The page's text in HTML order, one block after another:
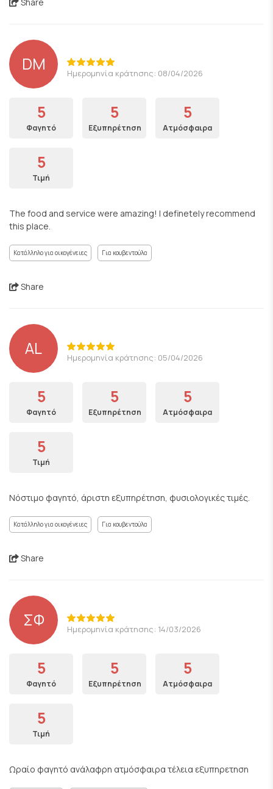
DM Ημερομηνία κράτησης: 08/04/2026
5
Φαγητό
5
Εξυπηρέτηση
5
Ατμόσφαιρα
5
Τιμή
The food and service were amazing! I definetely recommend
this place.
Κατάλληλο για οικογένειες Για κουβεντούλα
Share
AL Ημερομηνία κράτησης: 05/04/2026
5
Φαγητό
5
Εξυπηρέτηση
5
Ατμόσφαιρα
5
Τιμή
Νόστιμο φαγητό, άριστη εξυπηρέτηση, φυσιολογικές τιμές.
Κατάλληλο για οικογένειες Για κουβεντούλα
Share
ΣΦ Ημερομηνία κράτησης: 14/03/2026
5
Φαγητό
5
Εξυπηρέτηση
5
Ατμόσφαιρα
5
Τιμή
Ωραίο φαγητό ανάλαφρη ατμόσφαιρα τέλεια εξυπηρετηση